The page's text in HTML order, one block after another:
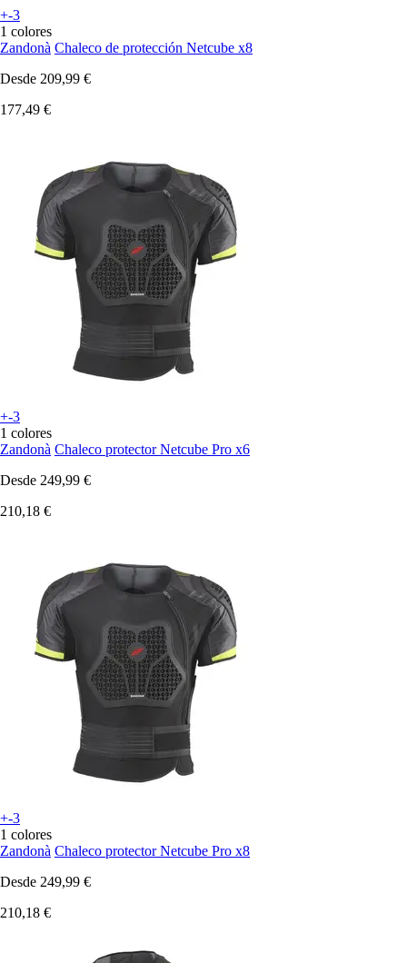
+-3
1 colores
Zandonà Chaleco de protección Netcube x8
Desde 209,99 €
177,49 €
+-3
1 colores
Zandonà Chaleco protector Netcube Pro x6
Desde 249,99 €
210,18 €
+-3
1 colores
Zandonà Chaleco protector Netcube Pro x8
Desde 249,99 €
210,18 €